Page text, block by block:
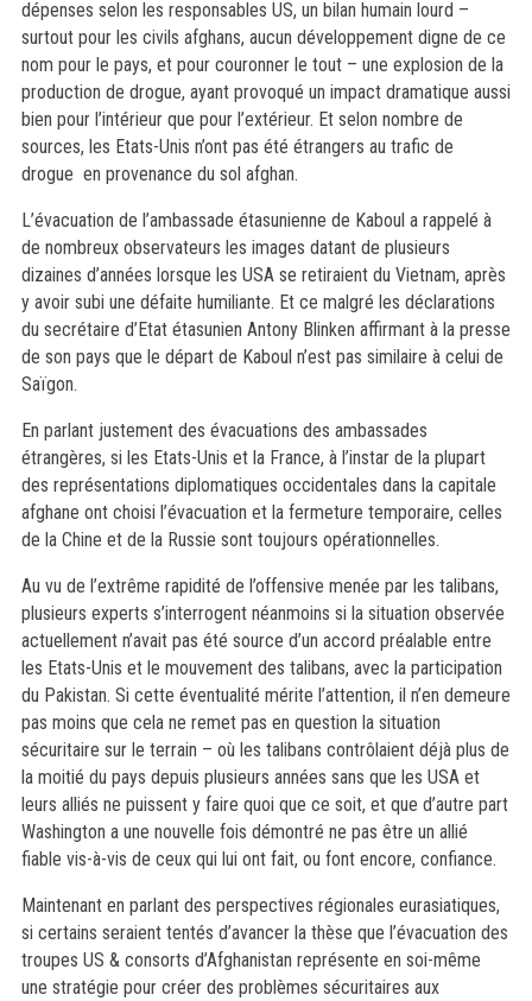
dépenses selon les responsables US, un bilan humain lourd –
surtout pour les civils afghans, aucun développement digne de ce
nom pour le pays, et pour couronner le tout – une explosion de la
production de drogue, ayant provoqué un impact dramatique aussi
bien pour l’intérieur que pour l’extérieur. Et selon nombre de
sources, les Etats-Unis n’ont pas été étrangers au trafic de
drogue en provenance du sol afghan.
L’évacuation de l’ambassade étasunienne de Kaboul a rappelé à
de nombreux observateurs les images datant de plusieurs
dizaines d’années lorsque les USA se retiraient du Vietnam, après
y avoir subi une défaite humiliante. Et ce malgré les déclarations
du secrétaire d’Etat étasunien Antony Blinken affirmant à la presse
de son pays que le départ de Kaboul n’est pas similaire à celui de
Saïgon.
En parlant justement des évacuations des ambassades
étrangères, si les Etats-Unis et la France, à l’instar de la plupart
des représentations diplomatiques occidentales dans la capitale
afghane ont choisi l’évacuation et la fermeture temporaire, celles
de la Chine et de la Russie sont toujours opérationnelles.
Au vu de l’extrême rapidité de l’offensive menée par les talibans,
plusieurs experts s’interrogent néanmoins si la situation observée
actuellement n’avait pas été source d’un accord préalable entre
les Etats-Unis et le mouvement des talibans, avec la participation
du Pakistan. Si cette éventualité mérite l’attention, il n’en demeure
pas moins que cela ne remet pas en question la situation
sécuritaire sur le terrain – où les talibans contrôlaient déjà plus de
la moitié du pays depuis plusieurs années sans que les USA et
leurs alliés ne puissent y faire quoi que ce soit, et que d’autre part
Washington a une nouvelle fois démontré ne pas être un allié
fiable vis-à-vis de ceux qui lui ont fait, ou font encore, confiance.
Maintenant en parlant des perspectives régionales eurasiatiques,
si certains seraient tentés d’avancer la thèse que l’évacuation des
troupes US & consorts d’Afghanistan représente en soi-même
une stratégie pour créer des problèmes sécuritaires aux